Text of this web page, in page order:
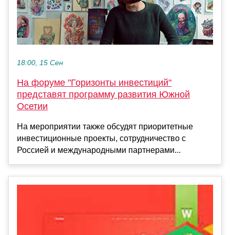
18:00, 15 Сен
На форуме "Горизонты инвестиций"
представят программу развития Южной
Осетии
На мероприятии также обсудят приоритетные
инвестиционные проекты, сотрудничество с
Россией и международными партнерами...